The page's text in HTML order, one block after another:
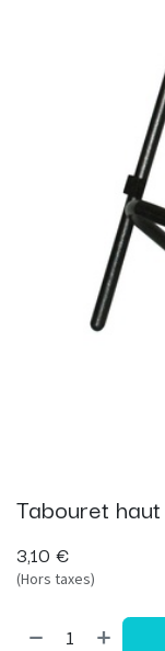
Tabouret
3,10 €
(Hors taxes)